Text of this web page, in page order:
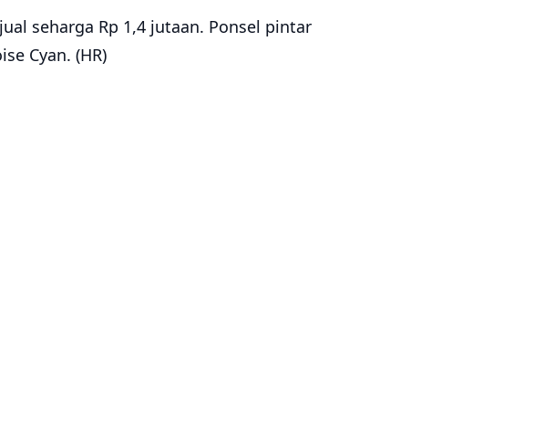
seharga Rp 1,4 jutaan. Ponsel pintar
Cyan. (HR)